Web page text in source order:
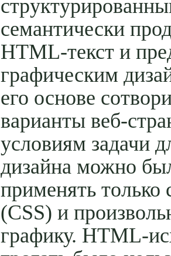
семантически
HTML-текст и
графическим
его основе
варианты веб-
условиям задачи
дизайна можно
применять только
(CSS) и
графику. HTML-